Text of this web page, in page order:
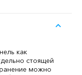
как
стоящей
можно